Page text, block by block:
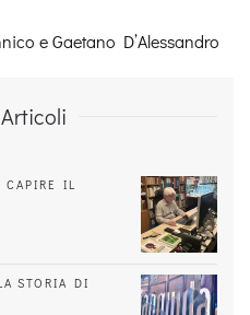
e Gaetano D’Alessandro
CAPIRE IL
STORIA DI